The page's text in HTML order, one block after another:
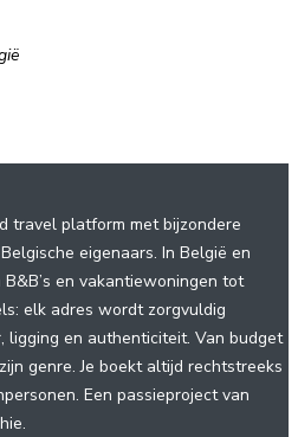
travel platform met bijzondere
eigenaars. In België en
en vakantiewoningen tot
elk adres wordt zorgvuldig
ligging en authenticiteit. Van budget
genre. Je boekt altijd rechtstreeks
Een passieproject van